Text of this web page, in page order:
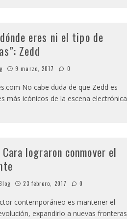
eres ni el tipo de
Zedd
9 marzo, 2017 0
No cabe duda de que Zedd es
más icónicos de la escena electrónica
lograron conmover el
23 febrero, 2017 0
contemporáneo es mantener el
expandirlo a nuevas fronteras